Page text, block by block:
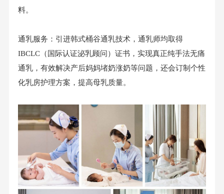
料。
通乳服务：引进韩式桶谷通乳技术，通乳师均取得
IBCLC（国际认证泌乳顾问）证书，实现真正纯手法无痛
通乳，有效解决产后妈妈堵奶涨奶等问题，还会订制个性
化乳房护理方案，提高母乳质量。